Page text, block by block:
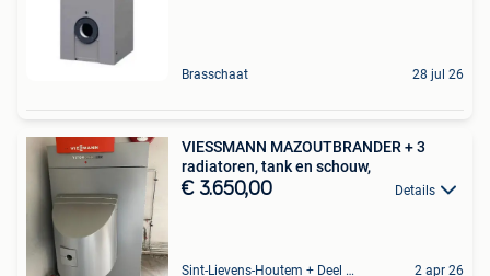
Brasschaat 28 jul 26
VIESSMANN MAZOUTBRANDER + 3
radiatoren, tank en schouw,
€ 3.650,00 Details
Sint-Lievens-Houtem + Deel Oombergen 2 apr 26